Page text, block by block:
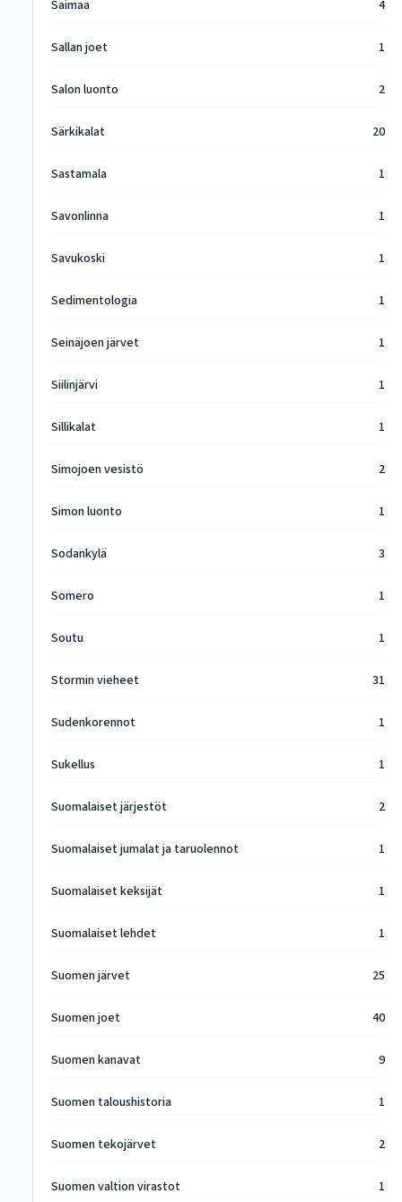
Saimaa 4
Sallan joet 1
Salon luonto 2
Särkikalat 20
Sastamala 1
Savonlinna 1
Savukoski 1
Sedimentologia 1
Seinäjoen järvet 1
Siilinjärvi 1
Sillikalat 1
Simojoen vesistö 2
Simon luonto 1
Sodankylä 3
Somero 1
Soutu 1
Stormin vieheet 31
Sudenkorennot 1
Sukellus 1
Suomalaiset järjestöt 2
Suomalaiset jumalat ja taruolennot 1
Suomalaiset keksijät 1
Suomalaiset lehdet 1
Suomen järvet 25
Suomen joet 40
Suomen kanavat 9
Suomen taloushistoria 1
Suomen tekojärvet 2
Suomen valtion virastot 1